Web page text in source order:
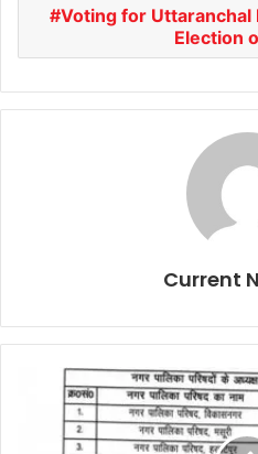
Voting for Uttaranchal
Election
Current